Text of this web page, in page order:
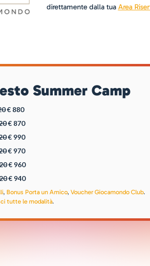
direttamente dalla tua Area
Summer Camp
€ 880
€ 870
€ 990
€ 970
€ 960
€ 940
, Bonus Porta un Amico, Voucher Giocamondo Club.
tutte le modalità.